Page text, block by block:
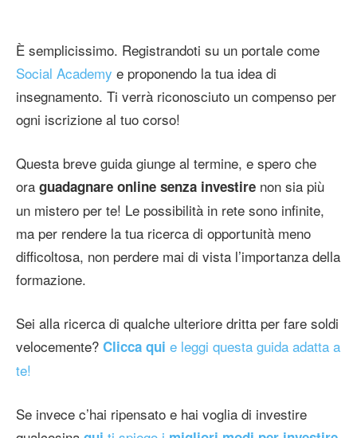
È semplicissimo. Registrandoti su un portale come
Social Academy e proponendo la tua idea di
insegnamento. Ti verrà riconosciuto un compenso per
ogni iscrizione al tuo corso!
Questa breve guida giunge al termine, e spero che
ora guadagnare online senza investire non sia più
un mistero per te! Le possibilità in rete sono infinite,
ma per rendere la tua ricerca di opportunità meno
difficoltosa, non perdere mai di vista l’importanza della
formazione.
Sei alla ricerca di qualche ulteriore dritta per fare soldi
velocemente? Clicca qui e leggi questa guida adatta a
te!
Se invece c’hai ripensato e hai voglia di investire